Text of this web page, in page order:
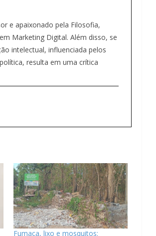
e apaixonado pela Filosofia,
Marketing Digital. Além disso, se
intelectual, influenciada pelos
resulta em uma crítica
Fumaça, lixo e mosquitos: